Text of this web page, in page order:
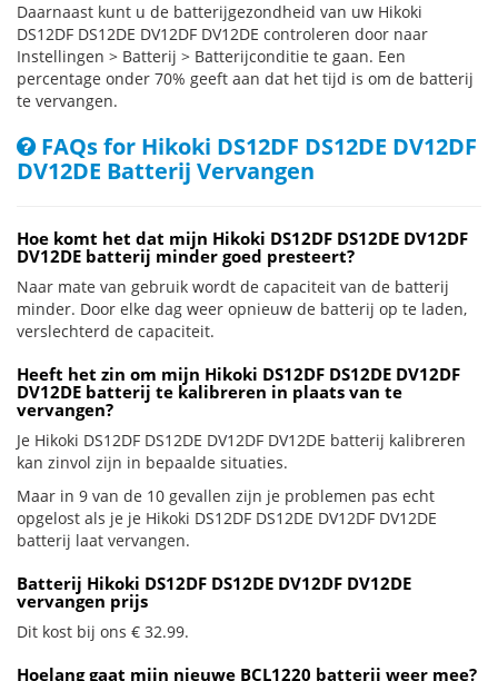
Daarnaast kunt u de batterijgezondheid van uw Hikoki
DS12DF DS12DE DV12DF DV12DE controleren door naar
Instellingen > Batterij > Batterijconditie te gaan. Een
percentage onder 70% geeft aan dat het tijd is om de batterij
te vervangen.
FAQs for Hikoki DS12DF DS12DE DV12DF
DV12DE Batterij Vervangen
Hoe komt het dat mijn Hikoki DS12DF DS12DE DV12DF
DV12DE batterij minder goed presteert?
Naar mate van gebruik wordt de capaciteit van de batterij
minder. Door elke dag weer opnieuw de batterij op te laden,
verslechterd de capaciteit.
Heeft het zin om mijn Hikoki DS12DF DS12DE DV12DF
DV12DE batterij te kalibreren in plaats van te
vervangen?
Je Hikoki DS12DF DS12DE DV12DF DV12DE batterij kalibreren
kan zinvol zijn in bepaalde situaties.
Maar in 9 van de 10 gevallen zijn je problemen pas echt
opgelost als je je Hikoki DS12DF DS12DE DV12DF DV12DE
batterij laat vervangen.
Batterij Hikoki DS12DF DS12DE DV12DF DV12DE
vervangen prijs
Dit kost bij ons € 32.99.
Hoelang gaat mijn nieuwe BCL1220 batterij weer mee?